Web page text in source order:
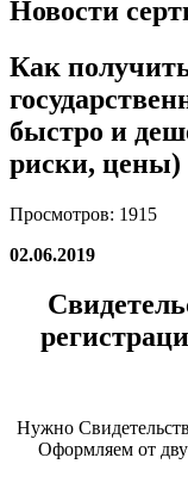
Новости
Как
быстро и
риски, цены)
Просмотров: 1915
02.06.2019
Нужно
Оформляем от